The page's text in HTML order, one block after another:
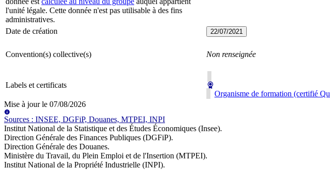
l'unité légale. Cette donnée n'est pas utilisable à des fins
administratives.
Date de création 22/07/2021
Convention(s) collective(s) Non renseignée
Labels et certificats
Organisme de formation (certifié
Mise à jour le 07/08/2026
Sources : INSEE, DGFiP, Douanes, MTPEI, INPI
Institut National de la Statistique et des Études Économiques (Insee).
Direction Générale des Finances Publiques (DGFiP).
Direction Générale des Douanes.
Ministère du Travail, du Plein Emploi et de l'Insertion (MTPEI).
Institut National de la Propriété Industrielle (INPI).